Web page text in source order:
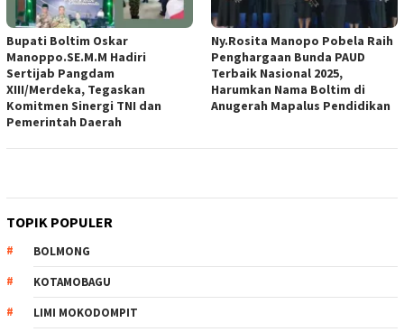
Bupati Boltim Oskar
Manoppo.SE.M.M Hadiri
Sertijab Pangdam
XIII/Merdeka, Tegaskan
Komitmen Sinergi TNI dan
Pemerintah Daerah
Ny.Rosita Manopo Pobela Raih
Penghargaan Bunda PAUD
Terbaik Nasional 2025,
Harumkan Nama Boltim di
Anugerah Mapalus Pendidikan
TOPIK POPULER
BOLMONG
KOTAMOBAGU
LIMI MOKODOMPIT